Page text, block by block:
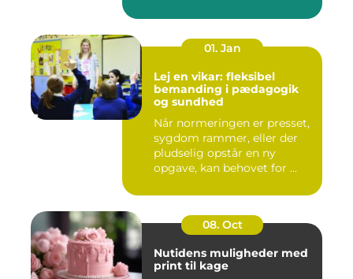
01. Jan
Lej en vikar: fleksibel
bemanding i pædagogik
og sundhed
Når normeringen er presset,
sygdom rammer, eller der
pludselig opstår en ny
opgave, kan behovet for ...
08. Oct
Nutidens muligheder med
print til kage